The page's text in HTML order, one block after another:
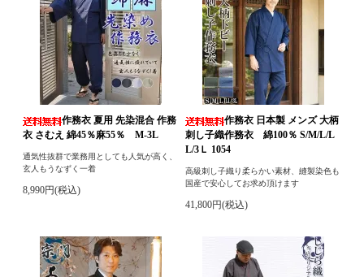
作務衣 夏用 先染混合 作務
衣 さむえ 綿45％麻55％ M-3L
通気性抜群で業務用としても人気が高く、
玄人もうなずく一着
8,990円(税込)
作務衣 日本製 メンズ 大柄
刺し子織作務衣 綿100％ S/M/L/L
L/3Ｌ 1054
高級刺し子織り柔らかい素材、縫製染色も
国産で安心してお求め頂けます
41,800円(税込)